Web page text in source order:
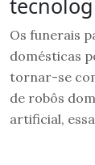
Os funerais
domésticas
tornar-se
de robôs
artificial,